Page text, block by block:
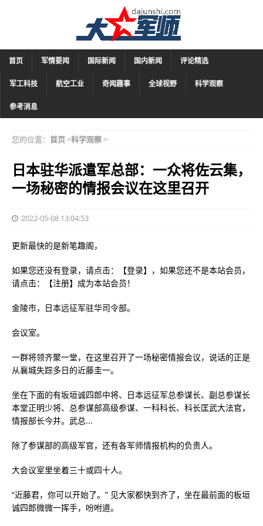
首页 军情要闻 国际新闻 国内新闻 评论精选
军工科技 航空工业 奇闻趣事 全球视野 科学观察
参考消息
您的位置： 首页>科学观察>
日本驻华派遣军总部：一众将佐云集，
一场秘密的情报会议在这里召开
2022-05-08 13:04:53
更新最快的是新笔趣阁，
如果您还没有登录，请点击：【登录】，如果您还不是本站会员，
请点击：【注册】成为本站会员！
金陵市，日本远征军驻华司令部。
会议室。
一群将领齐聚一堂，在这里召开了一场秘密情报会议，说话的正是
从襄城失踪多日的近藤圭一。
坐在下面的有坂垣诚四郎中将、日本远征军总参谋长、副总参谋长
本堂正明少将、总参谋部高级参谋、一科科长、科长匡武大法官，
情报部长今井。武总...
除了参谋部的高级军官，还有各军师情报机构的负责人。
大会议室里坐着三十或四十人。
“近藤君，你可以开始了。” 见大家都快到齐了，坐在最前面的板垣
诚四郎微微一挥手，吩咐道。